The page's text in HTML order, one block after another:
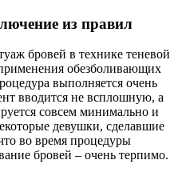
из правил
бровей в технике теневой
обезболивающих
выполняется очень
вводится не всплошную, а
совсем минимально и
девушки, сделавшие
во время процедуры
бровей – очень терпимо.